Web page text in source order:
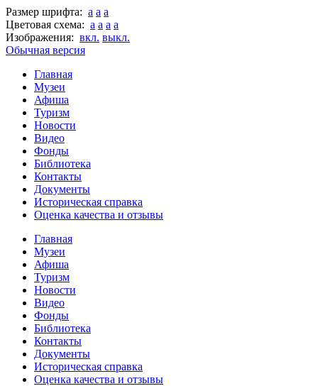
Размер шрифта: a a a
Цветовая схема: a a a a
Изображения: вкл. выкл.
Обычная версия
Главная
Музеи
Афиша
Туризм
Новости
Видео
Фонды
Библиотека
Контакты
Документы
Историческая справка
Оценка качества и отзывы
Главная
Музеи
Афиша
Туризм
Новости
Видео
Фонды
Библиотека
Контакты
Документы
Историческая справка
Оценка качества и отзывы